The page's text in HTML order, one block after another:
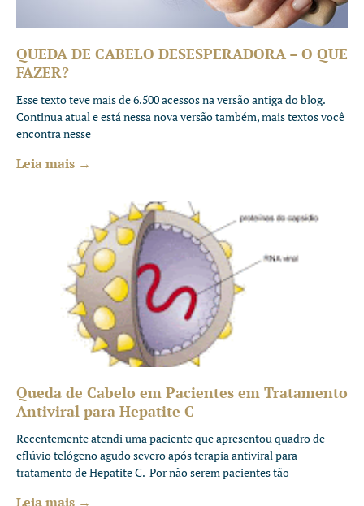
QUEDA DE CABELO DESESPERADORA – O QUE
FAZER?
Esse texto teve mais de 6.500 acessos na versão antiga do blog.
Continua atual e está nessa nova versão também, mais textos você
encontra nesse
Leia mais →
Queda de Cabelo em Pacientes em Tratamento
Antiviral para Hepatite C
Recentemente atendi uma paciente que apresentou quadro de
eflúvio telógeno agudo severo após terapia antiviral para
tratamento de Hepatite C. Por não serem pacientes tão
Leia mais →